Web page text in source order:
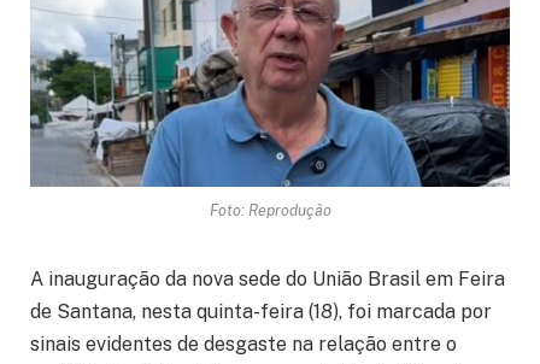
Foto: Reprodução
A inauguração da nova sede do União Brasil em Feira
de Santana, nesta quinta-feira (18), foi marcada por
sinais evidentes de desgaste na relação entre o